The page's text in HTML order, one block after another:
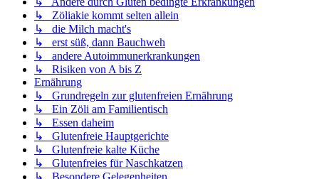
↳ Zöliakie kommt selten allein
↳ die Milch macht's
↳ erst süß, dann Bauchweh
↳ andere Autoimmunerkrankungen
↳ Risiken von A bis Z
Ernährung
↳ Grundregeln zur glutenfreien Ernährung
↳ Ein Zöli am Familientisch
↳ Essen daheim
↳ Glutenfreie Hauptgerichte
↳ Glutenfreie kalte Küche
↳ Glutenfreies für Naschkatzen